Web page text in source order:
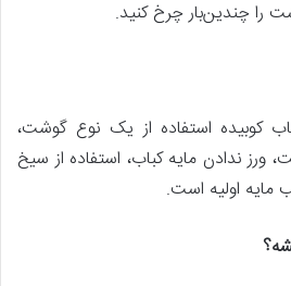
چندین‌بار چرخ کنید.
کوبیده استفاده از یک نوع گوشت،
ندادن مایه کباب، استفاده از سیخ
مایه اولیه است.